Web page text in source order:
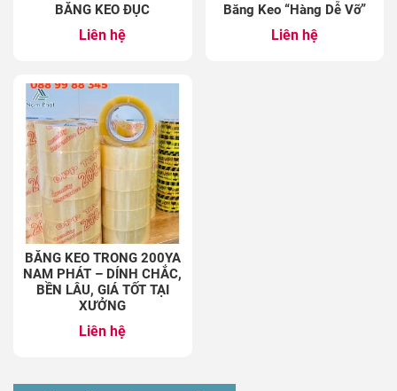
BĂNG KEO ĐỤC
Liên hệ
Băng Keo “Hàng Dễ Vỡ”
Liên hệ
BĂNG KEO TRONG 200YA
NAM PHÁT – DÍNH CHẮC,
BỀN LÂU, GIÁ TỐT TẠI
XƯỞNG
Liên hệ